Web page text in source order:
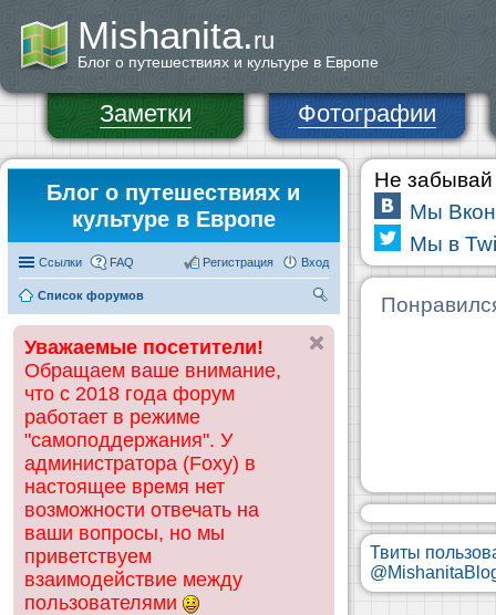
Mishanita.ru
Блог о путешествиях и культуре в Европе
Заметки Фотографии
Блог о путешествиях и
культуре в Европе
Ссылки FAQ Вход
Регистрация
Список форумов
ск
Уважаемые посетители!
Обращаем ваше внимание,
что с 2018 года форум
работает в режиме
"самоподдержания". У
администратора (Foxy) в
настоящее время нет
возможности отвечать на
ваши вопросы, но мы
приветствуем
взаимодействие между
пользователями
Не забывай
Мы
Мы в
Твиты